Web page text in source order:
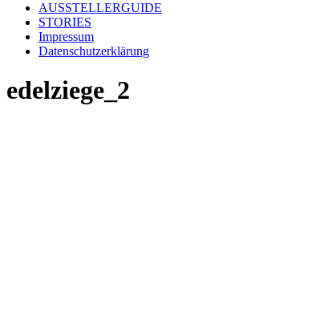
AUSSTELLERGUIDE
STORIES
Impressum
Datenschutzerklärung
edelziege_2